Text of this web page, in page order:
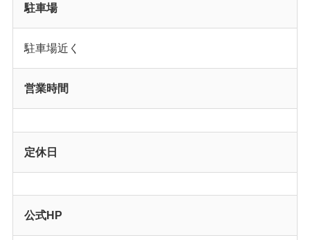
駐車場
駐車場近く
営業時間
定休日
公式HP